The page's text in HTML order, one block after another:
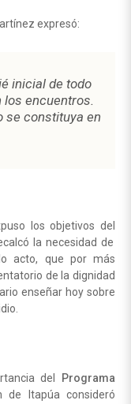
expresó:
inicial de todo
los encuentros.
se constituya en
los objetivos del
la necesidad de
acto, que por más
de la dignidad
enseñar hoy sobre
del
Programa
de Itapúa consideró